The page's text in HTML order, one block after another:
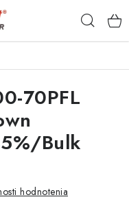
70PFL
Bulk
hodnotenia